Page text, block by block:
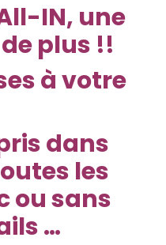
IN, une
plus !!
à votre
dans
les
ou sans
…